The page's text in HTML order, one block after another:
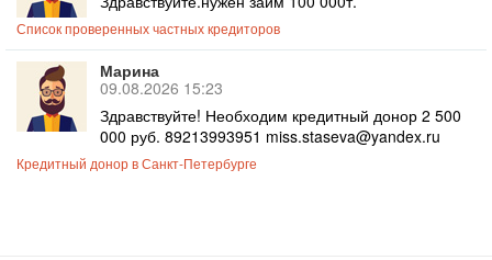
Список проверенных частных кредиторов
Марина
09.08.2026 15:23
Здравствуйте! Необходим кредитный донор 2 500
000 руб. 89213993951 miss.staseva@yandex.ru
Кредитный донор в Санкт-Петербурге